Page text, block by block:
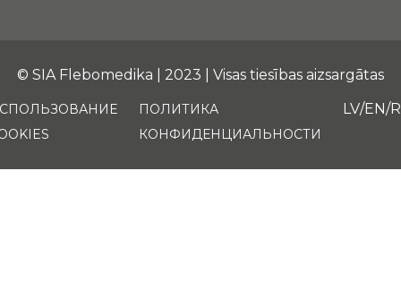
© SIA Flebomedika | 2023 | Visas tiesības aizsargātas
ПОЛИТИКА
КОНФИДЕНЦИАЛЬНОСТИ
LV EN